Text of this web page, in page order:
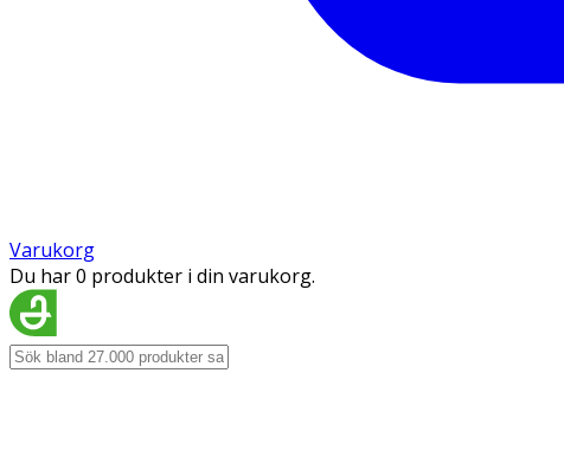
Varukorg
Du har 0 produkter i din varukorg.